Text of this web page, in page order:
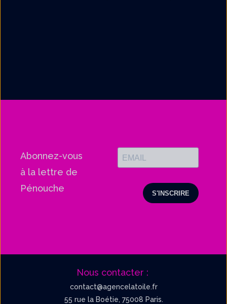
Abonnez-vous
à la lettre de
Pénouche
Nous contacter :
contact@agencelatoile.fr
55 rue la Boétie, 75008 Paris.